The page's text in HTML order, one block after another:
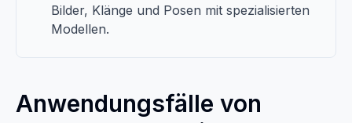
Bilder, Klänge und Posen mit spezialisierten
Modellen.
Anwendungsfälle von